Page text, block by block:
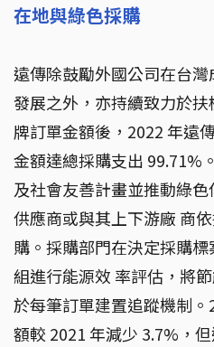
在地與綠色採購
遠傳除鼓勵外國公司在台
發展之外，亦持續致力於
牌訂單金額後，2022 年遠
金額達總採購支出 99.71%
及社會友善計畫並推動綠
供應商或與其上下游廠 商
購。採購部門在決定採購
組進行能源效 率評估，將
於每筆訂單建置追蹤機制
額較 2021 年減少 3.7%，